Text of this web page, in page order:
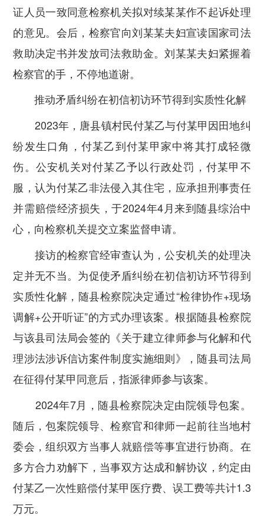
证人员一致同意检察机关拟对续某某作不起诉处理
的意见。会后，检察官向刘某某夫妇宣读国家司法
救助决定书并发放司法救助金。刘某某夫妇紧握着
检察官的手，不停地道谢。
推动矛盾纠纷在初信初访环节得到实质性化解
2023年，唐县镇村民付某乙与付某甲因田地纠
纷发生口角，付某乙到付某甲家中将其打成轻微
伤。公安机关对付某乙予以行政处罚，付某甲不
服，认为付某乙非法侵入其住宅，应承担刑事责任
并需赔偿经济损失，于2024年4月来到随县综治中
心，向检察机关提交立案监督申请。
接访的检察官经审查认为，公安机关的处理决
定并无不当。为促使矛盾纠纷在初信初访环节得到
实质性化解，随县检察院决定通过“检律协作+现场
调解+公开听证”的方式办理该案。根据随县检察院
与该县司法局会签的《关于建立律师参与化解和代
理涉法涉诉信访案件制度实施细则》，随县司法局
在征得付某甲同意后，指派律师参与该案。
2024年7月，随县检察院决定由院领导包案。
随后，包案院领导、检察官和律师一起前往当地村
委会，组织双方当事人就赔偿等事宜进行协商。在
多方合力劝解下，当事双方达成和解协议，约定由
付某乙一次性赔偿付某甲医疗费、误工费等共计1.3
万元。